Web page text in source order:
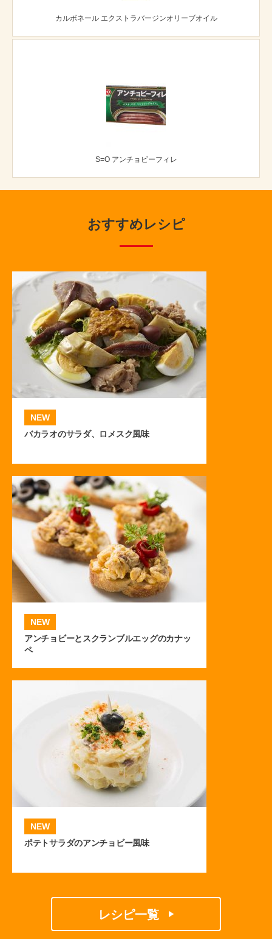
カルボネール エクストラバージンオリーブオイル
S=O アンチョビーフィレ
おすすめレシピ
NEW
バカラオのサラダ、ロメスク風味
NEW
アンチョビーとスクランブルエッグのカナッ
ペ
NEW
ポテトサラダのアンチョビー風味
レシピ一覧